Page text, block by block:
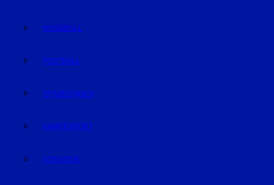
HANDBALL
FOOTBALL
TRABRENNEN
KAMPFSPORT
SONSTIGE